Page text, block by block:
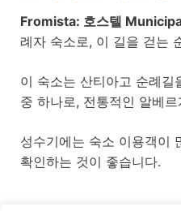
Fromista: 호스텔
례자 숙소로, 이 길을 걷는
이 숙소는 산티아고 순례길
중 하나로, 전통적인 알베
성수기에는 숙소 이용객이
확인하는 것이 좋습니다.